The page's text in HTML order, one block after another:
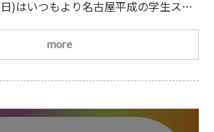
)はいつもより名古屋平成の学生スタ
す時間を設けています。なぜ名古屋平
？勉強は難しいか？実習は大変なの
ることを聞いてみましょう
皆さまの
待ちしております
日時
門学校
持ち物特にあり
more